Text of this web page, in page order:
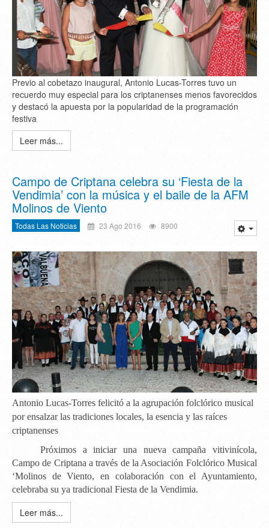
Previo al cobetazo inaugural, Antonio Lucas-Torres tuvo un
recuerdo muy especial para los criptanenses menos favorecidos
y destacó la apuesta por la popularidad de la programación
festiva
Leer más...
Campo de Criptana celebra su ‘Fiesta de la
Vendimia’ con la música y el baile de la AFM
Molinos de Viento
Todas Las Noticias 23 Ago 2016 8900
Antonio Lucas-Torres felicitó a la agrupación folclórico musical
por ensalzar las tradiciones locales, la esencia y las raíces
criptanenses
Próximos a iniciar una nueva campaña vitivinícola,
Campo de Criptana a través de la Asociación Folclórico Musical
‘Molinos de Viento, en colaboración con el Ayuntamiento,
celebraba su ya tradicional Fiesta de la Vendimia.
Leer más...